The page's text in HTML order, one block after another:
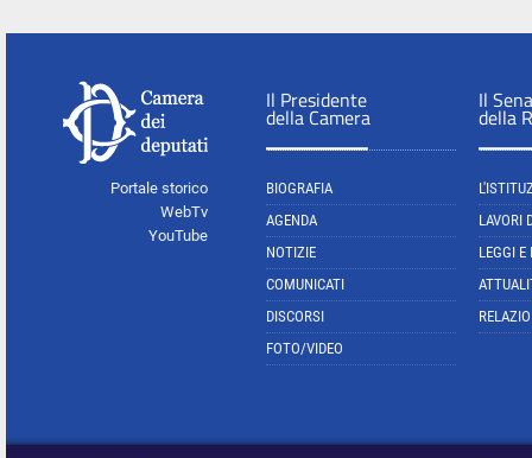
Portale storico
WebTv
YouTube
Il Presidente
della Camera
BIOGRAFIA
AGENDA
NOTIZIE
COMUNICATI
DISCORSI
FOTO/VIDEO
Il
della
LAVORI
LEGGI E